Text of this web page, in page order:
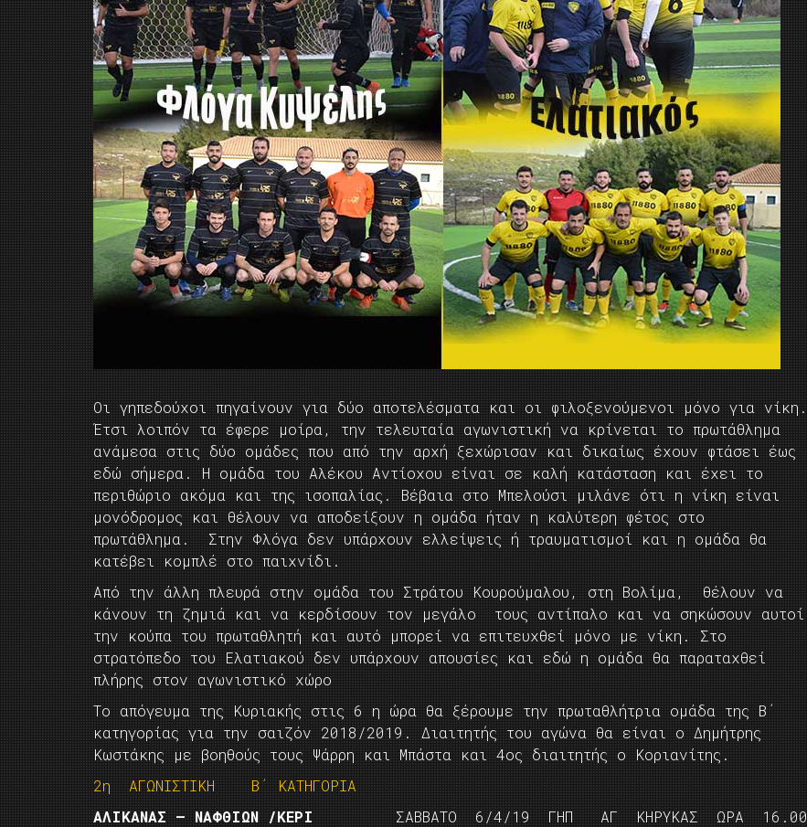
Οι γηπεδούχοι πηγαίνουν για δύο αποτελέσματα και οι φιλοξενούμενοι μόνο για νίκη.
Έτσι λοιπόν τα έφερε μοίρα, την τελευταία αγωνιστική να κρίνεται το πρωτάθλημα
ανάμεσα στις δύο ομάδες που από την αρχή ξεχώρισαν και δικαίως έχουν φτάσει έως
εδώ σήμερα. Η ομάδα του Αλέκου Αντίοχου είναι σε καλή κατάσταση και έχει το
περιθώριο ακόμα και της ισοπαλίας. Βέβαια στο Μπελούσι μιλάνε ότι η νίκη είναι
μονόδρομος και θέλουν να αποδείξουν η ομάδα ήταν η καλύτερη φέτος στο
πρωτάθλημα. Στην Φλόγα δεν υπάρχουν ελλείψεις ή τραυματισμοί και η ομάδα θα
κατέβει κομπλέ στο παιχνίδι.
Από την άλλη πλευρά στην ομάδα του Στράτου Κουρούμαλου, στη Βολίμα, θέλουν να
κάνουν τη ζημιά και να κερδίσουν τον μεγάλο τους αντίπαλο και να σηκώσουν αυτοί
την κούπα του πρωταθλητή και αυτό μπορεί να επιτευχθεί μόνο με νίκη. Στο
στρατόπεδο του Ελατιακού δεν υπάρχουν απουσίες και εδώ η ομάδα θα παραταχθεί
πλήρης στον αγωνιστικό χώρο
Το απόγευμα της Κυριακής στις 6 η ώρα θα ξέρουμε την πρωταθλήτρια ομάδα της Β΄
κατηγορίας για την σαιζόν 2018/2019. Διαιτητής του αγώνα θα είναι ο Δημήτρης
Κωστάκης με βοηθούς τους Ψάρρη και Μπάστα και 4ος διαιτητής ο Κοριανίτης.
2η ΑΓΩΝΙΣΤΙΚΗ Β΄ ΚΑΤΗΓΟΡΙΑ
ΑΛΙΚΑΝΑΣ – ΝΑΦΘΙΩΝ /ΚΕΡΙ
ΣΑΒΒΑΤΟ 6/4/19 ΓΗΠ ΑΓ ΚΗΡΥΚΑΣ ΩΡΑ 16.00